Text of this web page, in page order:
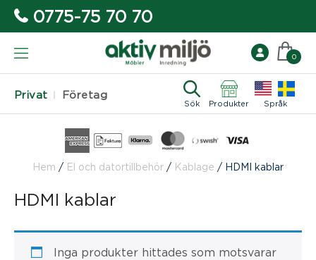
0775-75 70 70
Privat Företag
Sök Produkter Språk
0
Hem / El och datortillbehör / Kablage / HDMI kablar
HDMI kablar
Inga produkter hittades som motsvarar